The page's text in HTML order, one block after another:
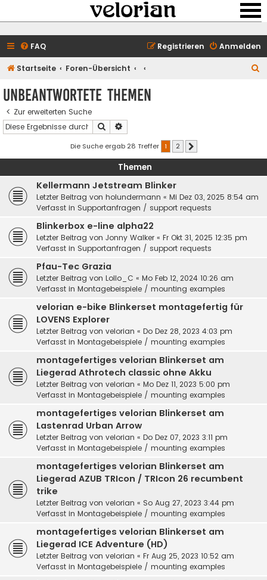
FAQ Anmelden
Registrieren
Startseite Foren-Übersicht
Unbeantwortete Themen
Zur erweiterten Suche
Suche
Die Suche ergab 28 Treffer 1 2
Themen
Kellermann Jetstream Blinker
Letzter Beitrag von holundermann « Mi Dez 03, 2025 8:54 am
Verfasst in Supportanfragen / support requests
Blinkerbox e-line alpha22
Letzter Beitrag von Jonny Walker « Fr Okt 31, 2025 12:35 pm
Verfasst in Supportanfragen / support requests
Pfau-Tec Grazia
Letzter Beitrag von Lollo_C « Mo Feb 12, 2024 10:26 am
Verfasst in Montagebeispiele / mounting examples
velorian e-bike Blinkerset montagefertig für
LOVENS Explorer
Letzter Beitrag von velorian « Do Dez 28, 2023 4:03 pm
Verfasst in Montagebeispiele / mounting examples
montagefertiges velorian Blinkerset am
Liegerad Athrotech classic ohne Akku
Letzter Beitrag von velorian « Mo Dez 11, 2023 5:00 pm
Verfasst in Montagebeispiele / mounting examples
montagefertiges velorian Blinkerset am
Lastenrad Urban Arrow
Letzter Beitrag von velorian « Do Dez 07, 2023 3:11 pm
Verfasst in Montagebeispiele / mounting examples
montagefertiges velorian Blinkerset am
Liegerad AZUB TRIcon / TRIcon 26 recumbent
trike
Letzter Beitrag von velorian « So Aug 27, 2023 3:44 pm
Verfasst in Montagebeispiele / mounting examples
montagefertiges velorian Blinkerset am
Liegerad ICE Adventure (HD)
Letzter Beitrag von velorian « Fr Aug 25, 2023 10:52 am
Verfasst in Montagebeispiele / mounting examples